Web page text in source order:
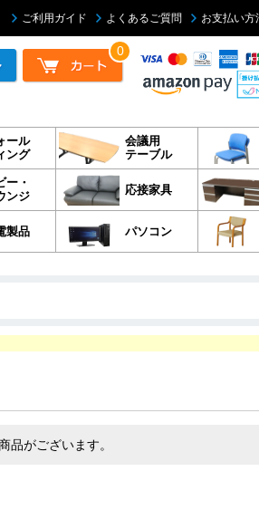
ご利用ガイド よくあるご質問 お支払い方
0
ール
ング
会議用
テーブル
ー・
ンジ
応接家具
製品 パソコン
品がございます。